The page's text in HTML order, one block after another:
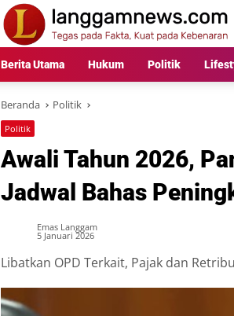
Berita Utama Hukum Politik
Beranda Politik
Politik
Awali Tahun 2026,
Jadwal Bahas
Emas Langgam
5 Januari 2026
Libatkan OPD Terkait, Pajak dan